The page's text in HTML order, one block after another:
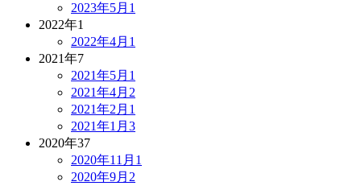
2023年5月 1
2022年1
2022年4月 1
2021年7
2021年5月 1
2021年4月 2
2021年2月 1
2021年1月 3
2020年37
2020年11月 1
2020年9月 2